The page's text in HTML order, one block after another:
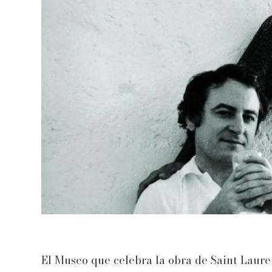
El Museo que celebra la obra de Saint